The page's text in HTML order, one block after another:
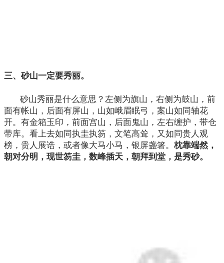
三、砂山一定要秀丽。
砂山秀丽是什么意思？左侧为旗山，右侧为鼓山，前
面有帐山，后面有屏山，山如峨眉眠弓，案山如同轴花
开。有金箱玉印，前面宫山，后面鬼山，左右缠护，带仓
带库。看上去如同执圭执笏，文笔高耸，又如同贵人观
榜，贵人展诰，或者像大马小马，银屏盏箸。 枕靠端然，
朝对分明，现世笏圭，数峰插天，朝拜到堂，是秀砂。